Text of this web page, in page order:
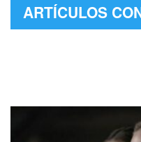
ARTÍCULOS